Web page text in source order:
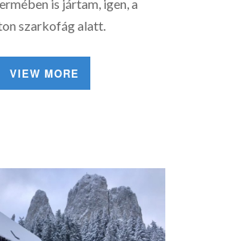
is jártam, igen, a
szarkofág alatt.
VIEW MORE